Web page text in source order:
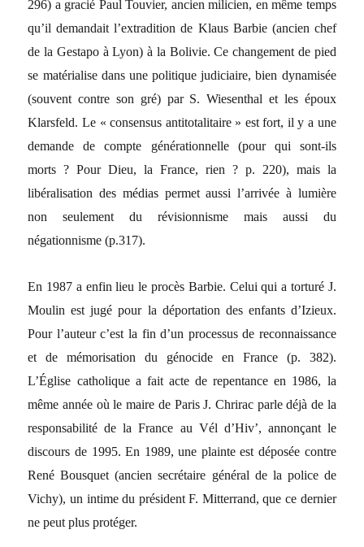
296) a gracié Paul Touvier, ancien milicien, en même temps
qu’il demandait l’extradition de Klaus Barbie (ancien chef
de la Gestapo à Lyon) à la Bolivie. Ce changement de pied
se matérialise dans une politique judiciaire, bien dynamisée
(souvent contre son gré) par S. Wiesenthal et les époux
Klarsfeld. Le « consensus antitotalitaire » est fort, il y a une
demande de compte générationnelle (pour qui sont-ils
morts ? Pour Dieu, la France, rien ? p. 220), mais la
libéralisation des médias permet aussi l’arrivée à lumière
non seulement du révisionnisme mais aussi du
négationnisme (p.317).
En 1987 a enfin lieu le procès Barbie. Celui qui a torturé J.
Moulin est jugé pour la déportation des enfants d’Izieux.
Pour l’auteur c’est la fin d’un processus de reconnaissance
et de mémorisation du génocide en France (p. 382).
L’Église catholique a fait acte de repentance en 1986, la
même année où le maire de Paris J. Chrirac parle déjà de la
responsabilité de la France au Vél d’Hiv’, annonçant le
discours de 1995. En 1989, une plainte est déposée contre
René Bousquet (ancien secrétaire général de la police de
Vichy), un intime du président F. Mitterrand, que ce dernier
ne peut plus protéger.